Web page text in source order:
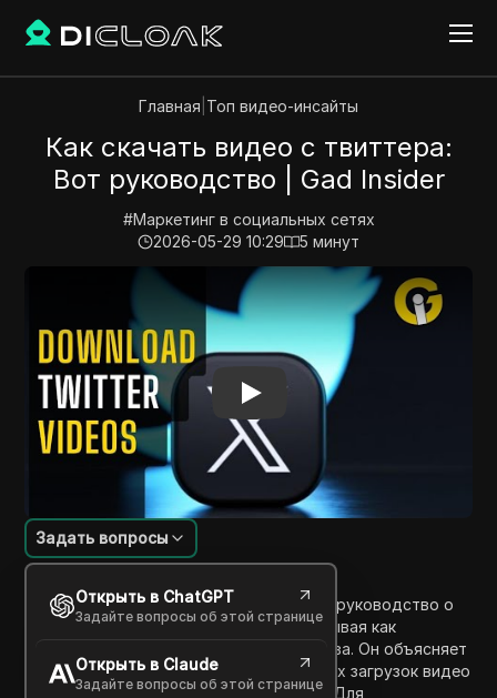
Главная Топ видео-инсайты
Как скачать видео с твиттера:
Вот руководство | Gad Insider
#Маркетинг в социальных сетях
2026-05-29 10:29
5 минут
Как скачать видео с твиттера: Вот
Введение в содержание
Задать вопросы
Открыть в ChatGPT
Задайте вопросы об этой странице
Открыть в Claude
Задайте вопросы об этой странице
Видеоролик предоставляет пошаговое руководство о
том, как скачать видео с Twitter, охватывая как
настольные, так и мобильные устройства. Он объясняет
ограничения Twitter в отношении прямых загрузок видео
и предлагает альтернативные методы. Для